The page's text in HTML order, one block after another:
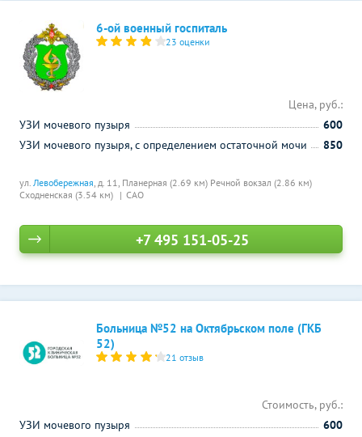
6-ой военный госпиталь
23 оценки
ул. Левобережная, д. 11, Планерная (2.69 км) Речной вокзал (2.86 км)
Сходненская (3.54 км)
САО
Цена, руб.:
УЗИ мочевого пузыря
600
УЗИ мочевого пузыря, с определением остаточной мочи
850
+7 495 151-05-25
Больница №52 на Октябрьском поле (ГКБ
52)
21 отзыв
Стоимость, руб.:
УЗИ мочевого пузыря
600